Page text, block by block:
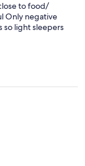
to food/
Only negative
so light sleepers